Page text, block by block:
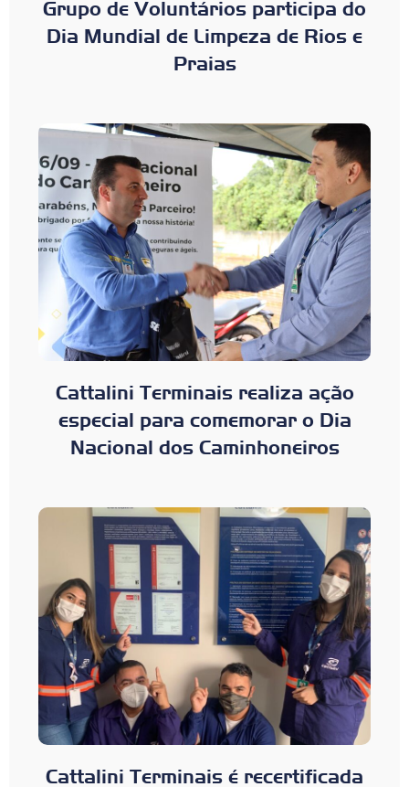
Grupo de Voluntários participa do
Dia Mundial de Limpeza de Rios e
Praias
Cattalini Terminais realiza ação
especial para comemorar o Dia
Nacional dos Caminhoneiros
Cattalini Terminais é recertificada